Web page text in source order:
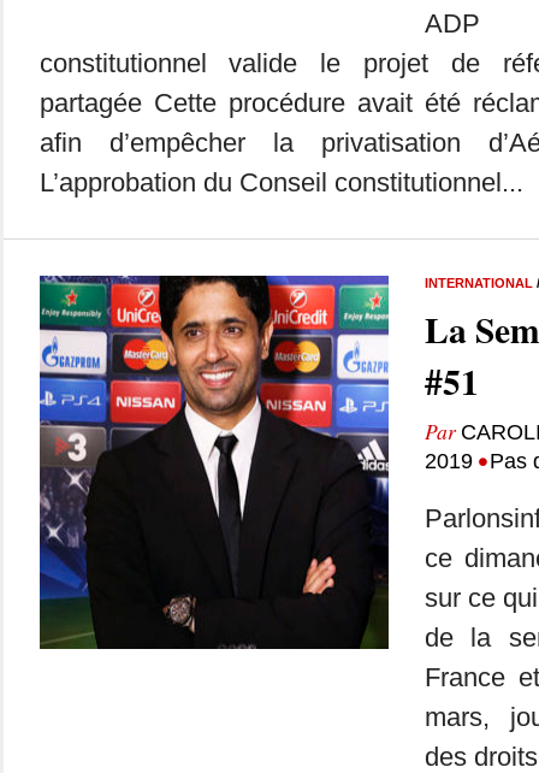
ADP
constitutionnel valide le projet de
partagée Cette procédure avait été
afin d’empêcher la privatisation
L’approbation du Conseil constitutionnel...
INTERNATIONAL
La
#51
Par
2019 •Pas
ce
sur ce
de la
France
mars,
des